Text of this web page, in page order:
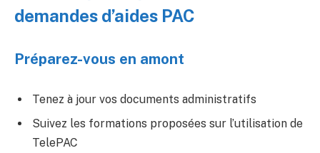
demandes d’aides PAC
Préparez-vous en amont
Tenez à jour vos documents administratifs
Suivez les formations proposées sur l’utilisation de
TelePAC